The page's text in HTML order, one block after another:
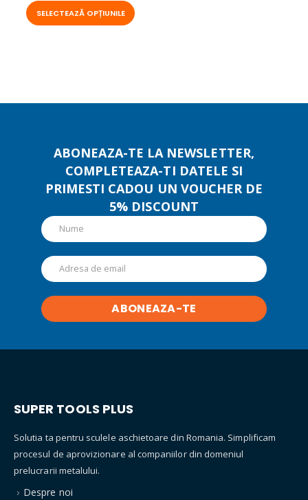
SELECTEAZĂ OPȚIUNILE
Acest
produs
în
pagina
produsului.
ABONEAZA-TE LA NEWSLETTER,
COMPLETEAZA-TI DATELE SI
PRIMESTI CADOU UN VOUCHER DE
5% DISCOUNT
SUPER TOOLS PLUS
Solutia ta pentru sculele aschietoare din Romania. Simplificam
procesul de aprovizionare al companiilor din domeniul
prelucrarii metalului.
Despre noi